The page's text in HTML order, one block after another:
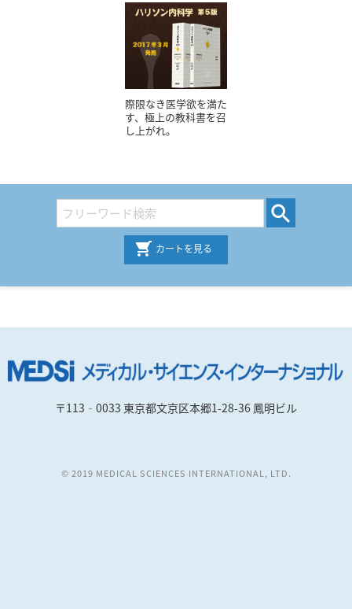
際限なき医学欲を満た
す、極上の教科書を召
し上がれ。
カートを見る
〒113‐0033 東京都文京区本郷1-28-36 鳳明ビル
© 2019 MEDICAL SCIENCES INTERNATIONAL, LTD.